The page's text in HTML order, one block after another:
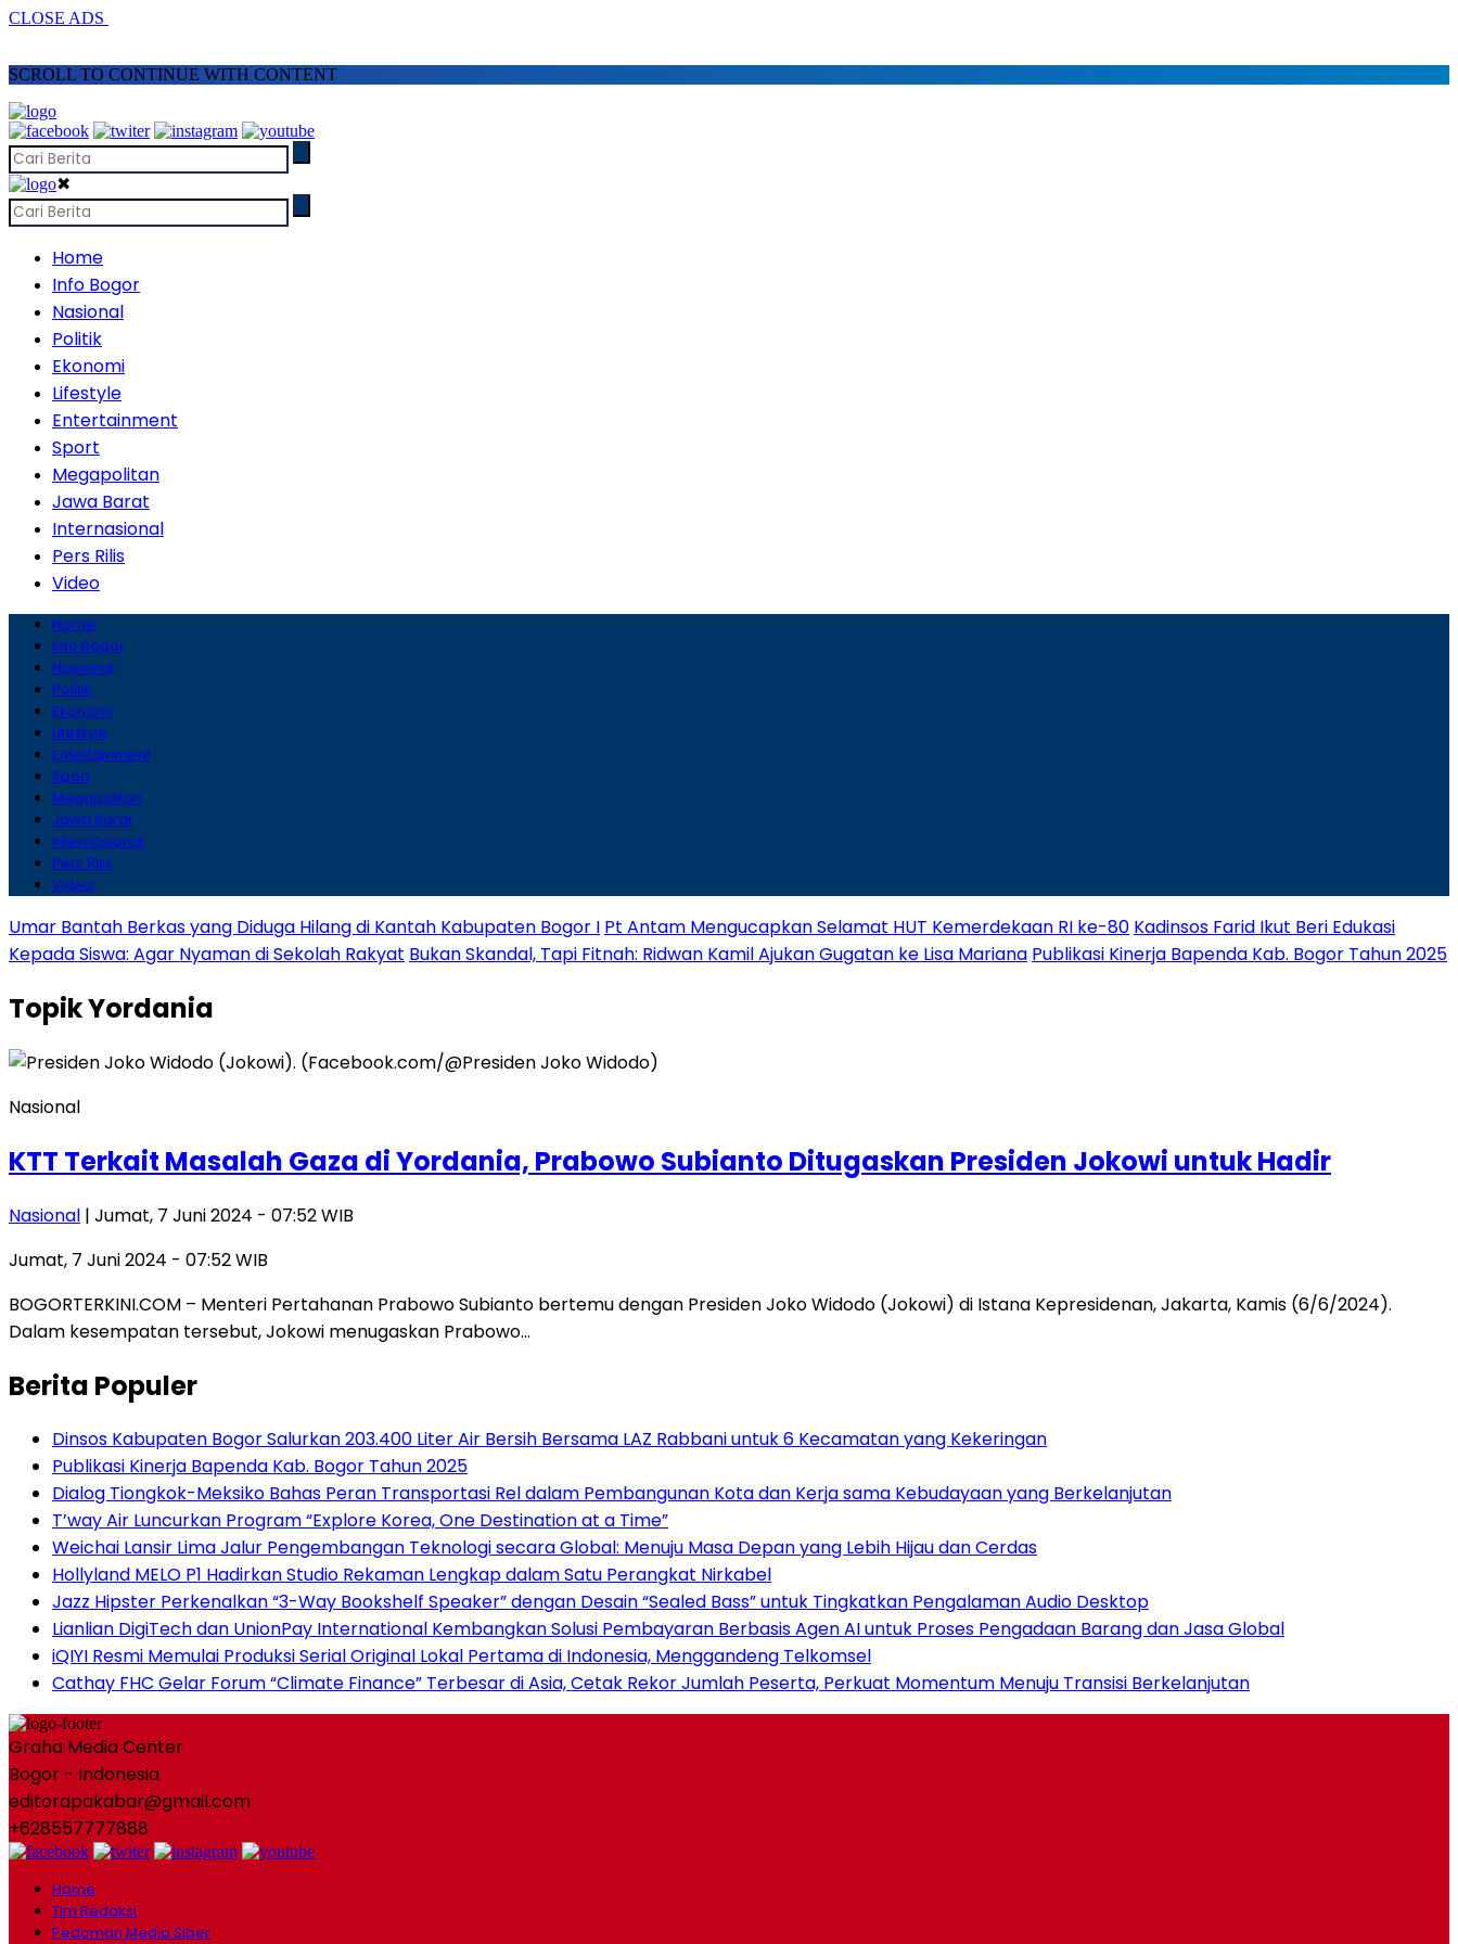
CLOSE ADS
SCROLL TO CONTINUE WITH CONTENT
✖
Home
Info Bogor
Nasional
Politik
Ekonomi
Lifestyle
Entertainment
Sport
Megapolitan
Jawa Barat
Internasional
Pers Rilis
Video
Home
Info Bogor
Nasional
Politik
Ekonomi
Lifestyle
Entertainment
Sport
Megapolitan
Jawa Barat
Internasional
Pers Rilis
Video
Umar Bantah Berkas yang Diduga Hilang di Kantah Kabupaten Bogor I Pt Antam Mengucapkan Selamat HUT Kemerdekaan RI ke-80 Kadinsos Farid Ikut Beri Edukasi
Kepada Siswa: Agar Nyaman di Sekolah Rakyat Bukan Skandal, Tapi Fitnah: Ridwan Kamil Ajukan Gugatan ke Lisa Mariana Publikasi Kinerja Bapenda Kab. Bogor Tahun 2025
TopikYordania
Nasional
KTT Terkait Masalah Gaza di Yordania, Prabowo Subianto Ditugaskan Presiden Jokowi untuk Hadir
Nasional | Jumat, 7 Juni 2024 - 07:52 WIB
Jumat, 7 Juni 2024 - 07:52 WIB
BOGORTERKINI.COM – Menteri Pertahanan Prabowo Subianto bertemu dengan Presiden Joko Widodo (Jokowi) di Istana Kepresidenan, Jakarta, Kamis (6/6/2024).
Dalam kesempatan tersebut, Jokowi menugaskan Prabowo…
Berita Populer
Dinsos Kabupaten Bogor Salurkan 203.400 Liter Air Bersih Bersama LAZ Rabbani untuk 6 Kecamatan yang Kekeringan
Publikasi Kinerja Bapenda Kab. Bogor Tahun 2025
Dialog Tiongkok-Meksiko Bahas Peran Transportasi Rel dalam Pembangunan Kota dan Kerja sama Kebudayaan yang Berkelanjutan
T’way Air Luncurkan Program “Explore Korea, One Destination at a Time”
Weichai Lansir Lima Jalur Pengembangan Teknologi secara Global: Menuju Masa Depan yang Lebih Hijau dan Cerdas
Hollyland MELO P1 Hadirkan Studio Rekaman Lengkap dalam Satu Perangkat Nirkabel
Jazz Hipster Perkenalkan “3-Way Bookshelf Speaker” dengan Desain “Sealed Bass” untuk Tingkatkan Pengalaman Audio Desktop
Lianlian DigiTech dan UnionPay International Kembangkan Solusi Pembayaran Berbasis Agen AI untuk Proses Pengadaan Barang dan Jasa Global
iQIYI Resmi Memulai Produksi Serial Original Lokal Pertama di Indonesia, Menggandeng Telkomsel
Cathay FHC Gelar Forum “Climate Finance” Terbesar di Asia, Cetak Rekor Jumlah Peserta, Perkuat Momentum Menuju Transisi Berkelanjutan
Graha Media Center
Bogor - Indonesia
editorapakabar@gmail.com
+628557777888
Home
Tim Redaksi
Pedoman Media Siber